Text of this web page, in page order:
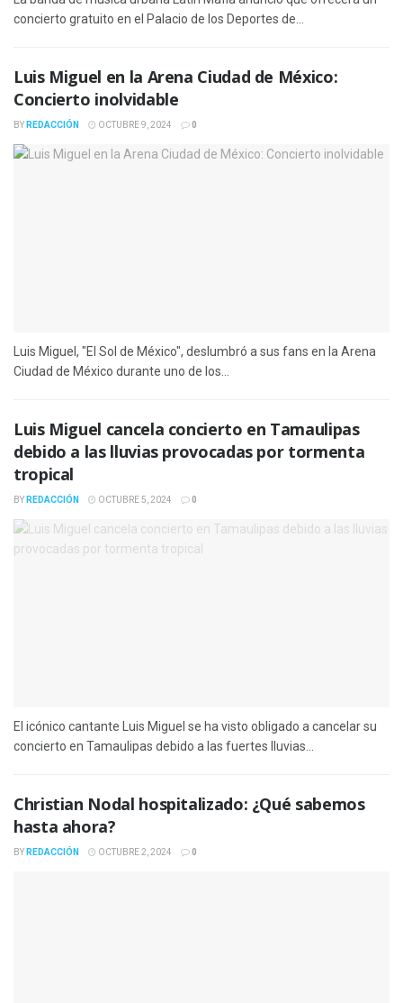
concierto gratuito en el Palacio de los Deportes de...
Luis Miguel en la Arena Ciudad de México:
Concierto inolvidable
BY REDACCIÓN OCTUBRE 9, 2024 0
Luis Miguel, "El Sol de México", deslumbró a sus fans en la Arena
Ciudad de México durante uno de los...
Luis Miguel cancela concierto en Tamaulipas
debido a las lluvias provocadas por tormenta
tropical
BY REDACCIÓN OCTUBRE 5, 2024 0
El icónico cantante Luis Miguel se ha visto obligado a cancelar su
concierto en Tamaulipas debido a las fuertes lluvias...
Christian Nodal hospitalizado: ¿Qué sabemos
hasta ahora?
BY REDACCIÓN OCTUBRE 2, 2024 0